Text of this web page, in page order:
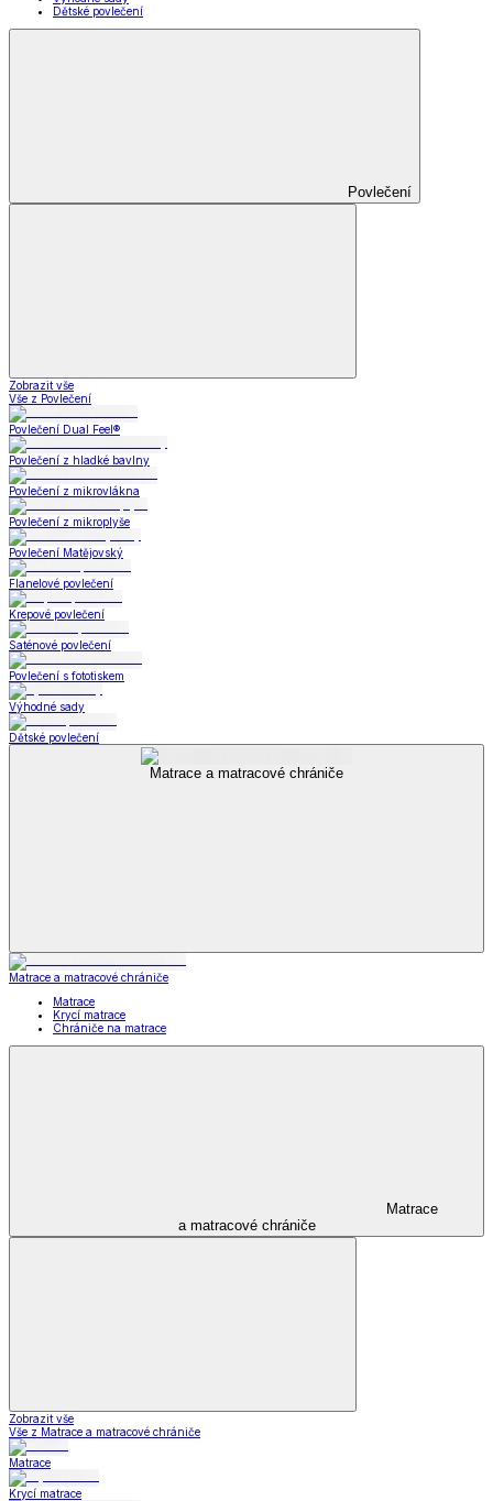
Dětské povlečení
Povlečení
Zobrazit vše
Vše z Povlečení
Povlečení Dual Feel®
Povlečení z hladké bavlny
Povlečení z mikrovlákna
Povlečení z mikroplyše
Povlečení Matějovský
Flanelové povlečení
Krepové povlečení
Saténové povlečení
Povlečení s fototiskem
Výhodné sady
Dětské povlečení
Matrace a matracové chrániče
Matrace a matracové chrániče
Matrace
Krycí matrace
Chrániče na matrace
Matrace
a matracové chrániče
Zobrazit vše
Vše z Matrace a matracové chrániče
Matrace
Krycí matrace